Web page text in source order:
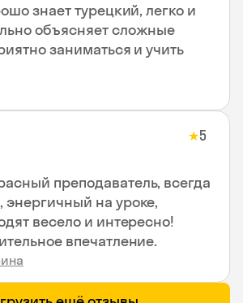
знает турецкий, легко и
объясняет сложные
заниматься и учить
★5
преподаватель, всегда
энергичный на уроке,
весело и интересно!
впечатление.